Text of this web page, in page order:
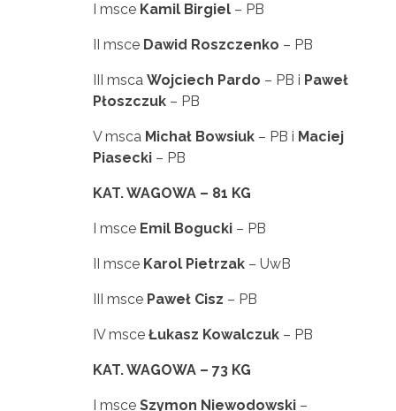
I msce Kamil Birgiel– PB
II msce Dawid Roszczenko – PB
III msca Wojciech Pardo – PB i Paweł
Płoszczuk– PB
V msca Michał Bowsiuk– PB i Maciej
Piasecki– PB
KAT. WAGOWA – 81 KG
I msce Emil Bogucki– PB
II msce Karol Pietrzak– UwB
III msce Paweł Cisz – PB
IV msce Łukasz Kowalczuk– PB
KAT. WAGOWA – 73 KG
I msce Szymon Niewodowski–